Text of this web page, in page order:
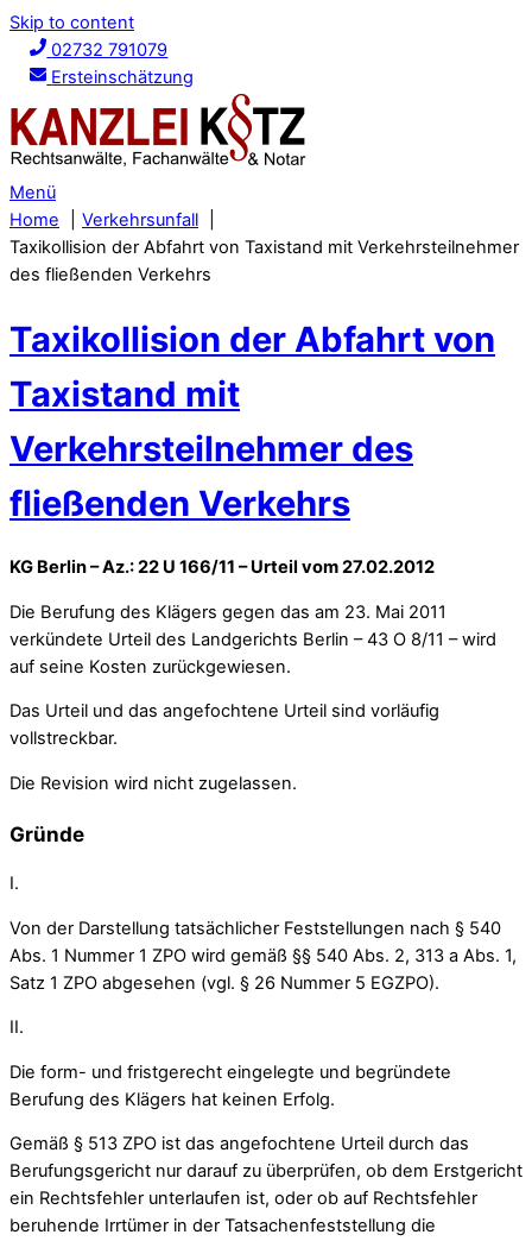
Skip to content
02732 791079
Ersteinschätzung
Menü
Home
Verkehrsunfall
Taxikollision der Abfahrt von Taxistand mit Verkehrsteilnehmer
des fließenden Verkehrs
Taxikollision der Abfahrt von
Taxistand mit
Verkehrsteilnehmer des
fließenden Verkehrs
KG Berlin – Az.: 22 U 166/11 – Urteil vom 27.02.2012
Die Berufung des Klägers gegen das am 23. Mai 2011
verkündete Urteil des Landgerichts Berlin – 43 O 8/11 – wird
auf seine Kosten zurückgewiesen.
Das Urteil und das angefochtene Urteil sind vorläufig
vollstreckbar.
Die Revision wird nicht zugelassen.
Gründe
I.
Von der Darstellung tatsächlicher Feststellungen nach § 540
Abs. 1 Nummer 1 ZPO wird gemäß §§ 540 Abs. 2, 313 a Abs. 1,
Satz 1 ZPO abgesehen (vgl. § 26 Nummer 5 EGZPO).
II.
Die form- und fristgerecht eingelegte und begründete
Berufung des Klägers hat keinen Erfolg.
Gemäß § 513 ZPO ist das angefochtene Urteil durch das
Berufungsgericht nur darauf zu überprüfen, ob dem Erstgericht
ein Rechtsfehler unterlaufen ist, oder ob auf Rechtsfehler
beruhende Irrtümer in der Tatsachenfeststellung die